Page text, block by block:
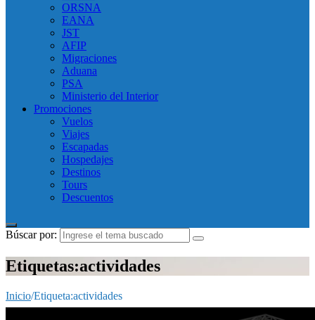
ORSNA
EANA
JST
AFIP
Migraciones
Aduana
PSA
Ministerio del Interior
Promociones
Vuelos
Viajes
Escapadas
Hospedajes
Destinos
Tours
Descuentos
Búscar por:
Etiquetas:actividades
Inicio/Etiqueta:actividades